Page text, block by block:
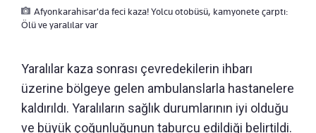
Afyonkarahisar'da feci kaza! Yolcu otobüsü, kamyonete çarptı:
Ölü ve yaralılar var
Yaralılar kaza sonrası çevredekilerin ihbarı
üzerine bölgeye gelen ambulanslarla hastanelere
kaldırıldı. Yaralıların sağlık durumlarının iyi olduğu
ve büyük çoğunluğunun taburcu edildiği belirtildi.